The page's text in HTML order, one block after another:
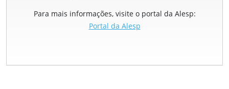
Para mais informações, visite o portal da Alesp:
Portal da Alesp